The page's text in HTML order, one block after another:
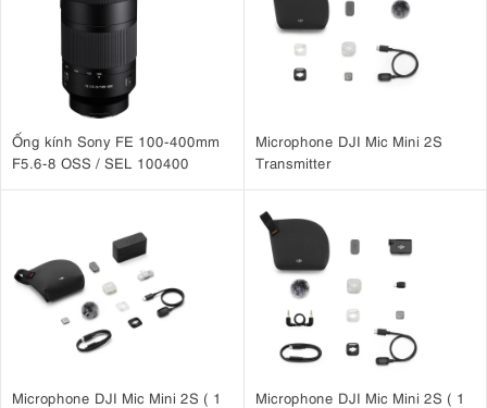
Ống kính Sony FE 100-400mm
F5.6-8 OSS / SEL 100400
Microphone DJI Mic Mini 2S
Transmitter
Microphone DJI Mic Mini 2S ( 1
Microphone DJI Mic Mini 2S ( 1